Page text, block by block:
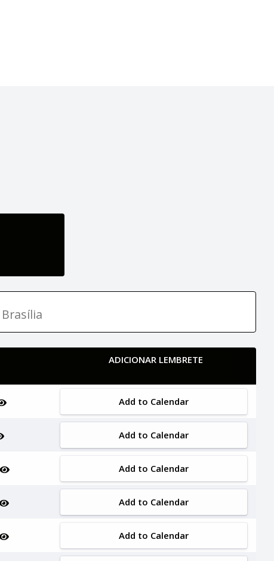
ADICIONAR LEMBRETE
Add to Calendar
Add to Calendar
Add to Calendar
Add to Calendar
Add to Calendar